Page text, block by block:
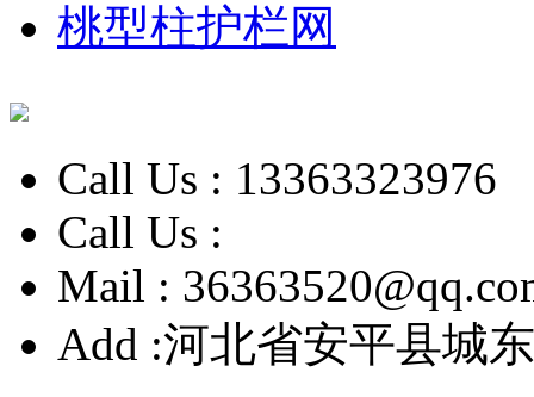
桃型柱护栏网
Call Us : 13363323976
Call Us :
Mail :
Add :河北省安平县城